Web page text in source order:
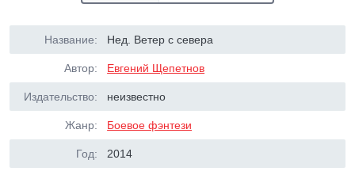
Название: Нед. Ветер с севера
Автор: Евгений Щепетнов
Издательство: неизвестно
Жанр: Боевое фэнтези
Год: 2014